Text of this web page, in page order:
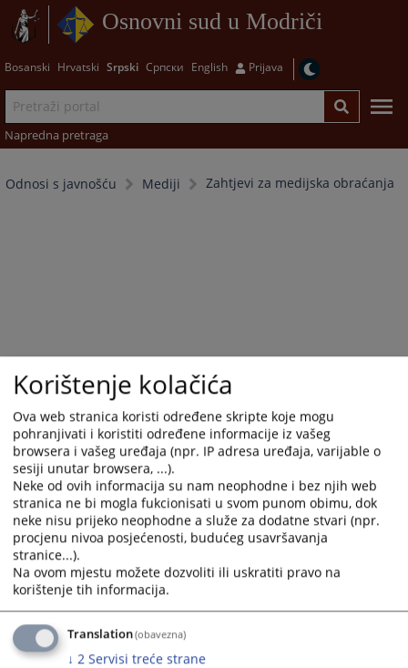
Osnovni sud u Modriči
Bosanski Hrvatski Srpski Српски English Prijava
Napredna pretraga
Odnosi s javnošću Mediji Zahtjevi za medijska obraćanja
Trenutno nema vijesti
Korištenje kolačića
Ova web stranica koristi određene skripte koje mogu
pohranjivati i koristiti određene informacije iz vašeg
browsera i vašeg uređaja (npr. IP adresa uređaja, varijable o
sesiji unutar browsera, ...).
Neke od ovih informacija su nam neophodne i bez njih web
stranica ne bi mogla fukcionisati u svom punom obimu, dok
neke nisu prijeko neophodne a služe za dodatne stvari (npr.
procjenu nivoa posjećenosti, budućeg usavršavanja
stranice...).
Na ovom mjestu možete dozvoliti ili uskratiti pravo na
korištenje tih informacija.
Translation(obavezna)
↓ 2 Servisi treće strane